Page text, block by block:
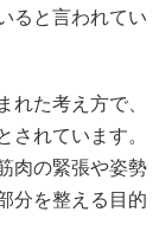
ると言われてい
れた考え方で、
されています。
肉の緊張や姿勢
分を整える目的